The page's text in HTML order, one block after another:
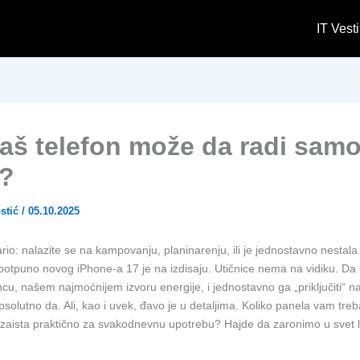
IT Vesti
telefon može da radi
/ 05.10.2025
nalazite se na kampovanju, planinarenju, ili je jednostavno nestala
novog iPhone-a 17 je na izdisaju. Utičnice nema na vidiku. Da
našem najmoćnijem izvoru energije, i jednostavno ga „priključiti“
da. Ali, kao i uvek, đavo je u detaljima. Koliko panela vam
praktično za svakodnevnu upotrebu? Hajde da zaronimo u svet